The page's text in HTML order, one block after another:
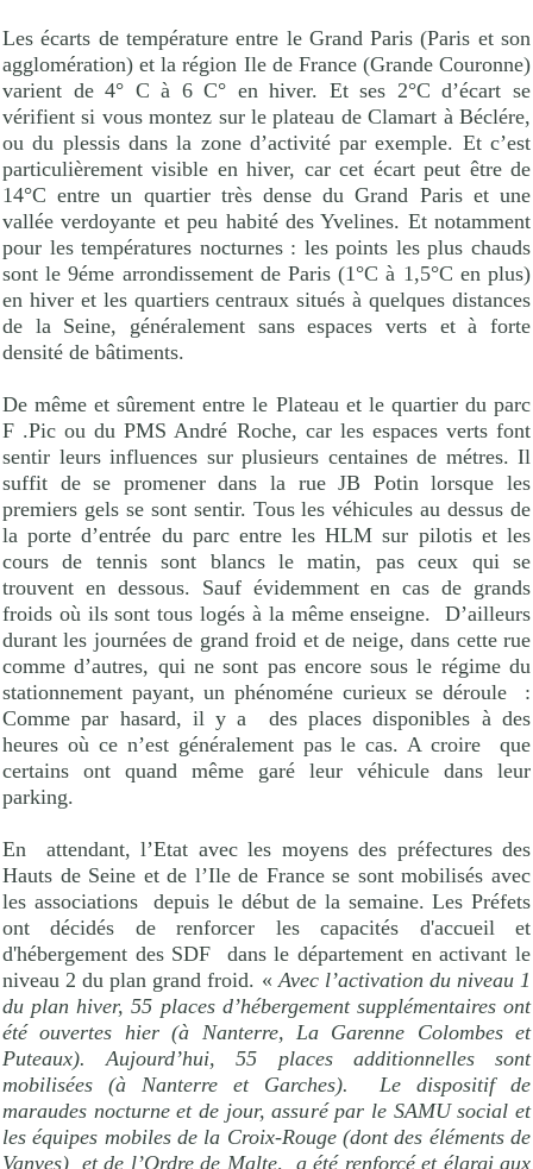
Les écarts de température entre le Grand Paris (Paris et son
agglomération) et la région Ile de France (Grande Couronne)
varient de 4° C à 6 C° en hiver. Et ses 2°C d’écart se
vérifient si vous montez sur le plateau de Clamart à Béclére,
ou du plessis dans la zone d’activité par exemple. Et c’est
particulièrement visible en hiver, car cet écart peut être de
14°C entre un quartier très dense du Grand Paris et une
vallée verdoyante et peu habité des Yvelines. Et notamment
pour les températures nocturnes : les points les plus chauds
sont le 9éme arrondissement de Paris (1°C à 1,5°C en plus)
en hiver et les quartiers centraux situés à quelques distances
de la Seine, généralement sans espaces verts et à forte
densité de bâtiments.
De même et sûrement entre le Plateau et le quartier du parc
F .Pic ou du PMS André Roche, car les espaces verts font
sentir leurs influences sur plusieurs centaines de métres. Il
suffit de se promener dans la rue JB Potin lorsque les
premiers gels se sont sentir. Tous les véhicules au dessus de
la porte d’entrée du parc entre les HLM sur pilotis et les
cours de tennis sont blancs le matin, pas ceux qui se
trouvent en dessous. Sauf évidemment en cas de grands
froids où ils sont tous logés à la même enseigne.
D’ailleurs
durant les journées de grand froid et de neige, dans cette rue
comme d’autres, qui ne sont pas encore sous le régime du
stationnement payant, un phénoméne curieux se déroule :
Comme par hasard, il y a
des places disponibles à des
heures où ce n’est généralement pas le cas. A croire
que
certains ont quand même garé leur véhicule dans leur
parking.
En
attendant, l’Etat avec les moyens des préfectures des
Hauts de Seine et de l’Ile de France se sont mobilisés avec
les associations
depuis le début de la semaine. Les Préfets
ont décidés de renforcer les capacités d'accueil et
d'hébergement des SDF
dans le département en activant le
niveau 2 du plan grand froid. «Avec l’activation du niveau 1
du plan hiver, 55 places d’hébergement supplémentaires ont
été ouvertes hier (à Nanterre, La Garenne Colombeset
Puteaux). Aujourd’hui, 55 places additionnelles sont
mobilisées (à Nanterre et Garches).
Le dispositif de
maraudes nocturne et de jour, assuré par le SAMU social et
les équipes mobiles de la Croix-Rouge (dont des éléments de
Vanves) et de l’Ordre de Malte, a été renforcé et élargi aux